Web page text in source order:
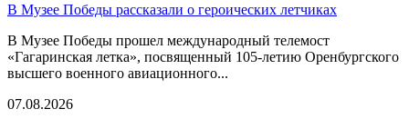
В Музее Победы рассказали о героических летчиках
В Музее Победы прошел международный телемост
«Гагаринская летка», посвященный 105-летию Оренбургского
высшего военного авиационного...
07.08.2026